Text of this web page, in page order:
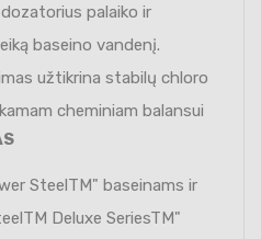
palaiko ir
baseino vandenį.
užtikrina stabilų chloro
cheminiam balansui
SteelTM" baseinams ir
Deluxe SeriesTM"